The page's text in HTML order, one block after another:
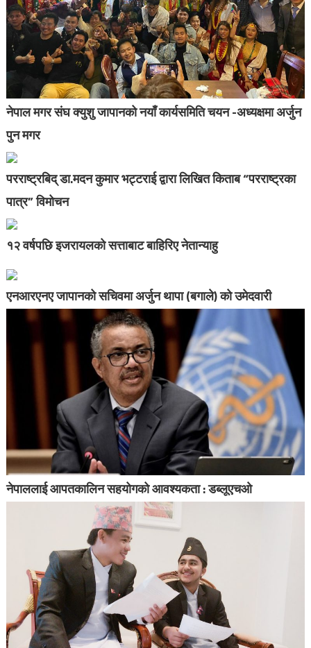
नेपाल मगर संघ क्युशु जापानको नयाँ कार्यसमिति चयन -अध्यक्षमा अर्जुन
पुन मगर
परराष्ट्रबिद् डा.मदन कुमार भट्टराई द्वारा लिखित किताब “परराष्ट्रका
पात्र” विमोचन
१२ वर्षपछि इजरायलको सत्ताबाट बाहिरिए नेतान्याहु
एनआरएनए जापानको सचिवमा अर्जुन थापा (बगाले) को उमेदवारी
नेपाललाई आपतकालिन सहयोगको आवश्यकता : डब्लूएचओ